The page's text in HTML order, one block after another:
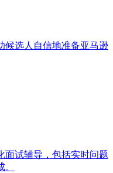
候选人自信地准备亚马逊
面试辅导，包括实时问题